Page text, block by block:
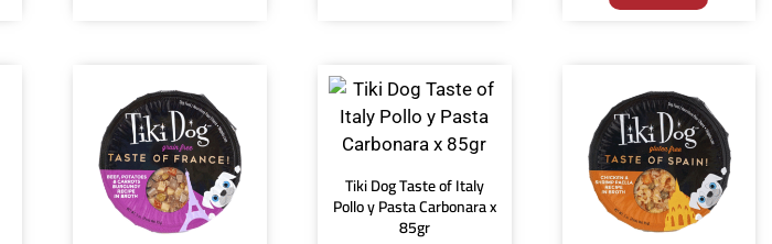
Tiki Dog Taste of Italy
Pollo y Pasta Carbonara x
85gr